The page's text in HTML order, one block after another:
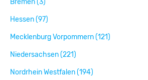
Hessen (97)
Mecklenburg Vorpommern (121)
Niedersachsen (221)
Nordrhein Westfalen (194)